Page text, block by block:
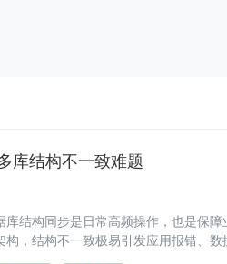
库结构不一致难题
结构同步是日常高频操作，也是保
，结构不一致极易引发应用报错、